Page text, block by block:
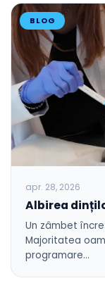
BLOG
apr. 28, 2026
Albirea
Un zâmbet
Majoritatea
programare…